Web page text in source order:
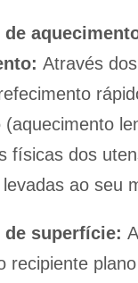
de
Através
(aquecimento
físicas dos
ao seu
de superfície:
recipiente